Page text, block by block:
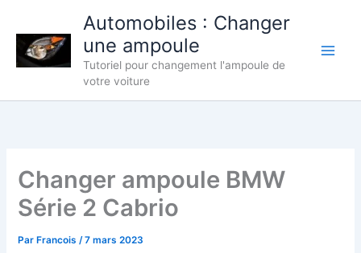
contenu
Automobiles : Changer
une ampoule
Tutoriel pour changement l'ampoule de
votre voiture
Changer ampoule BMW
Série 2 Cabrio
Par Francois/7 mars 2023